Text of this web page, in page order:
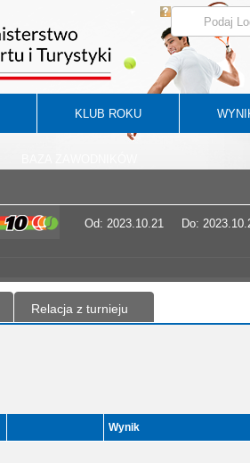
KLUB ROKU
Od: 2023.10.21 Do:
Relacja z turnieju
Wynik